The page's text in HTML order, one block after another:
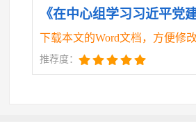
罪、治安防控、服务群众、规范执
下载本文的Word文档，方便修
推荐度：